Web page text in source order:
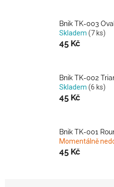
Bnik TK-003
Skladem (7 ks)
45 Kč
Bnik TK-002
Skladem (6 ks)
45 Kč
Bnik TK-001
Momentálně
45 Kč